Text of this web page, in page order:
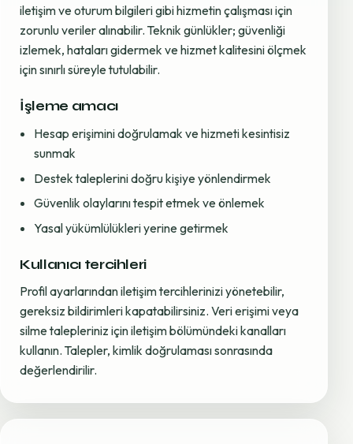
iletişim ve oturum bilgileri gibi hizmetin çalışması için
zorunlu veriler alınabilir. Teknik günlükler; güvenliği
izlemek, hataları gidermek ve hizmet kalitesini ölçmek
için sınırlı süreyle tutulabilir.
İşleme amacı
Hesap erişimini doğrulamak ve hizmeti kesintisiz
sunmak
Destek taleplerini doğru kişiye yönlendirmek
Güvenlik olaylarını tespit etmek ve önlemek
Yasal yükümlülükleri yerine getirmek
Kullanıcı tercihleri
Profil ayarlarından iletişim tercihlerinizi yönetebilir,
gereksiz bildirimleri kapatabilirsiniz. Veri erişimi veya
silme talepleriniz için iletişim bölümündeki kanalları
kullanın. Talepler, kimlik doğrulaması sonrasında
değerlendirilir.